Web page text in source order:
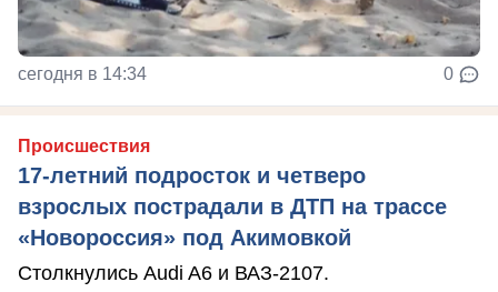
сегодня в 14:34 0
Происшествия
17-летний подросток и четверо
взрослых пострадали в ДТП на трассе
«Новороссия» под Акимовкой
Столкнулись Audi A6 и ВАЗ-2107.